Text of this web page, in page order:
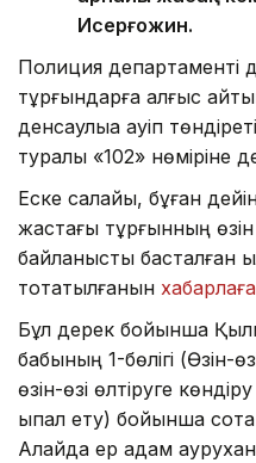
Исерғожин.
Полиция департаменті
тұрғындарға алғыс
денсаулыққа қауіп
туралы «102» нөміріне
Еске салайық, бұған
жастағы тұрғынның
байланысты басталған
тоқтатылғанын
Бұл дерек бойынша
бабының 1-бөлігі (Өзін-
өзін-өзі өлтіруге
ықпал ету) бойынша сотқа
Алайда ер адам